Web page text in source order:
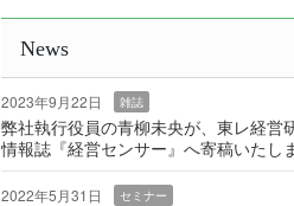
News
2023年9月22日 雑誌
弊社執行役員の青柳未央が、東レ経営
情報誌『経営センサー』へ寄稿いたし
2022年5月31日 セミナー